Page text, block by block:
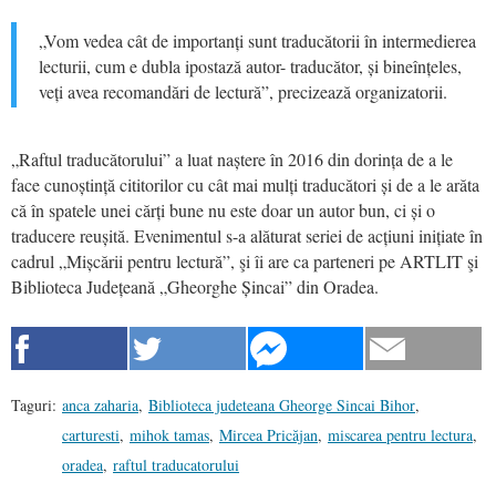
„Vom vedea cât de importanți sunt traducătorii în intermedierea
lecturii, cum e dubla ipostază autor- traducător, și bineînțeles,
veți avea recomandări de lectură”, precizează organizatorii.
„Raftul traducătorului” a luat naștere în 2016 din dorința de a le
face cunoștință cititorilor cu cât mai mulți traducători și de a le arăta
că în spatele unei cărți bune nu este doar un autor bun, ci și o
traducere reușită. Evenimentul s-a alăturat seriei de acțiuni inițiate în
cadrul „Mișcării pentru lectură”, şi îi are ca parteneri pe ARTLIT şi
Biblioteca Județeană „Gheorghe Șincai” din Oradea.
Taguri: anca zaharia, Biblioteca judeteana Gheorge Sincai Bihor,
carturesti, mihok tamas, Mircea Pricăjan, miscarea pentru lectura,
oradea, raftul traducatorului